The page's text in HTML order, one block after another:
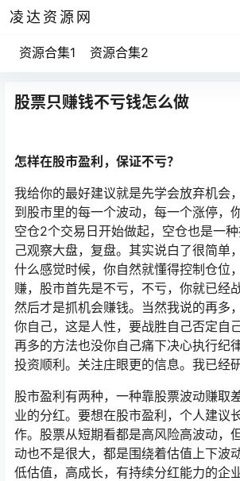
凌达资源网
资源合集1 资源合集2
股票只赚钱不亏钱怎么做
怎样在股市盈利，保证不亏？
我给你的最好建议就是先学会放弃机会
到股市里的每一个波动，每一个涨停，
空仓2个交易日开始做起，空仓也是一
己观察大盘，复盘。其实说白了很简单
什么感觉时候，你自然就懂得控制仓位
赚，股市首先是不亏，不亏，你就已经
然后才是抓机会赚钱。当然我说的再多
你自己，这是人性，要战胜自己否定自
再多的方法也没你自己痛下决心执行纪
投资顺利。关注庄眼更的信息。我已经
股市盈利有两种，一种靠股票波动赚取
业的分红。要想在股市盈利，个人建议
作。股票从短期看都是高风险高波动，
动也不是很大，都是围绕着估值上下波
低估值，高成长，有持续分红能力的企